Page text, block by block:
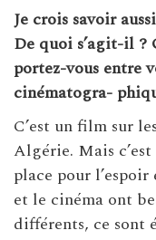
Je crois savoir
De quoi s’agit-il ?
portez-vous entre
cinématogra-
C’est un film sur
Algérie. Mais
place pour
et le cinéma ont
différents, ce sont